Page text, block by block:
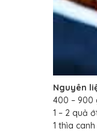
Nguyên
400 – 900
1 – 2 quả
1 thìa